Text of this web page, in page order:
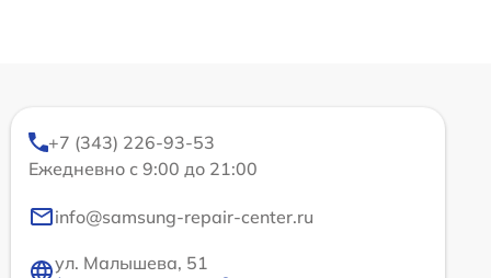
+7 (343) 226-93-53
Ежедневно с 9:00 до 21:00
info@samsung-repair-center.ru
ул. Малышева, 51